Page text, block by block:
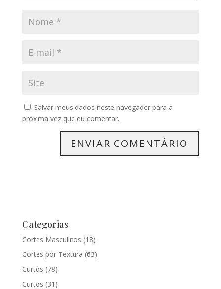
Salvar meus dados neste navegador para a
próxima vez que eu comentar.
Categorias
Cortes Masculinos (18)
Cortes por Textura (63)
Curtos (78)
Curtos (31)